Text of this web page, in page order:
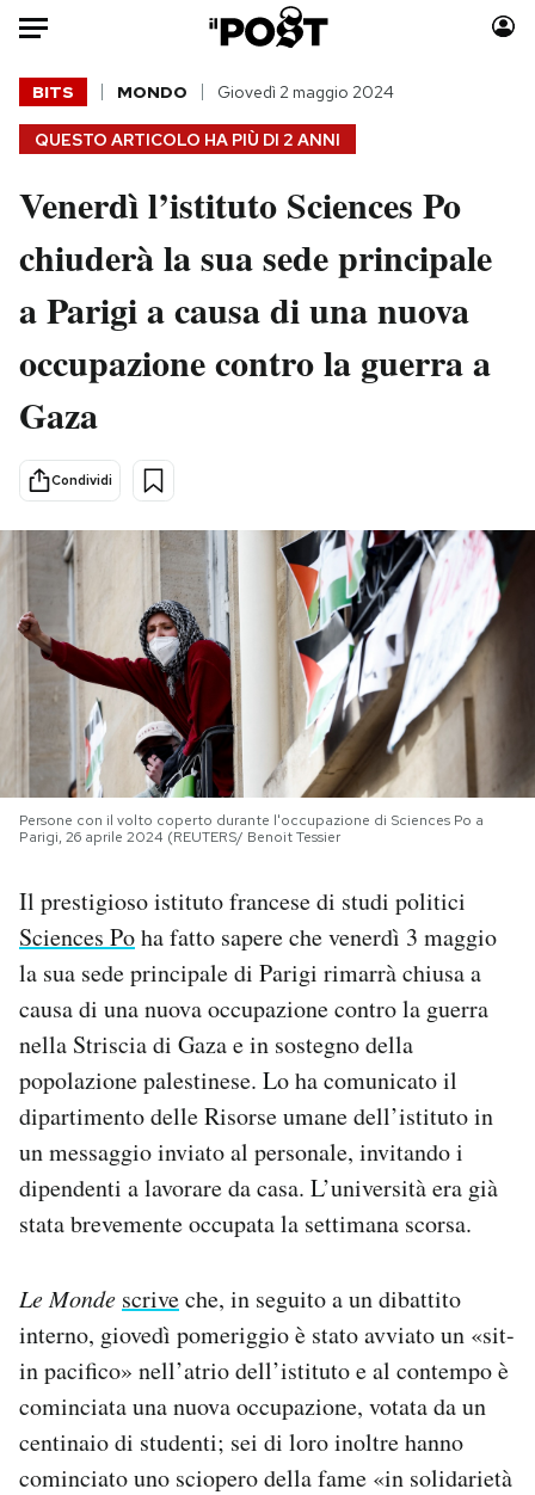
Auto
HOME
Italia
Politica
Tecnologia
Internet
Scienza
Sport
Moda
Consumismi
Storie/Idee
Media
PODCAST
NEWSLETTER
I MIEI PREFERITI
SHOP
CALENDARIO
AREA PERSONALE
Newsletter
Notifiche mobile
Regala il Post
Hai bisogno di aiuto?
Esci
QUESTO ARTICOLO HA PIÙ DI 2 ANNI
BITS MONDO Giovedì 2 maggio 2024
Venerdì l’istituto Sciences Po
chiuderà la sua sede principale
a Parigi a causa di una nuova
occupazione contro la guerra a
Gaza
Condividi
Persone con il volto coperto durante l'occupazione di Sciences Po a
Parigi, 26 aprile 2024 (REUTERS/ Benoit Tessier
Il prestigioso istituto francese di studi politici
Sciences Poha fatto sapere che venerdì 3 maggio
la sua sede principale di Parigi rimarrà chiusa a
causa di una nuova occupazione contro la guerra
nella Striscia di Gaza e in sostegno della
popolazione palestinese. Lo ha comunicato il
dipartimento delle Risorse umane dell’istituto in
un messaggio inviato al personale, invitando i
dipendenti a lavorare da casa. L’università era già
stata brevemente occupata la settimana scorsa.
Le Monde scriveche, in seguito a un dibattito
interno, giovedì pomeriggio è stato avviato un «sit-
in pacifico» nell’atrio dell’istituto e al contempo è
cominciata una nuova occupazione, votata da un
centinaio di studenti; sei di loro inoltre hanno
cominciato uno sciopero della fame «in solidarietà